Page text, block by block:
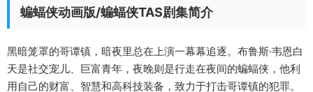
蝙蝠侠动画版/蝙蝠侠TAS剧集简介
黑暗笼罩的哥谭镇，暗夜里总在上演一幕幕追逐。布鲁斯·韦恩白
天是社交宠儿、巨富青年，夜晚则是行走在夜间的蝙蝠侠，他利
用自己的财富、智慧和高科技装备，致力于打击哥谭镇的犯罪。